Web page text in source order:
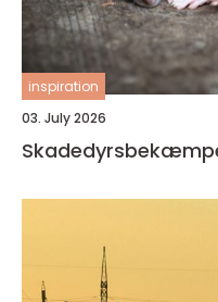
inspiration
03. July 2026